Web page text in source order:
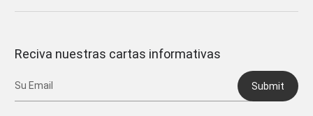
Reciva nuestras cartas informativas
Submit